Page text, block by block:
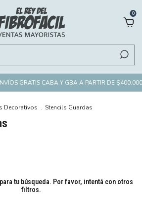
0
GRATIS CABA Y GBA A PARTIR DE $400.000
Decorativos . Stencils Guardas
tu búsqueda. Por favor, intentá con otros
filtros.